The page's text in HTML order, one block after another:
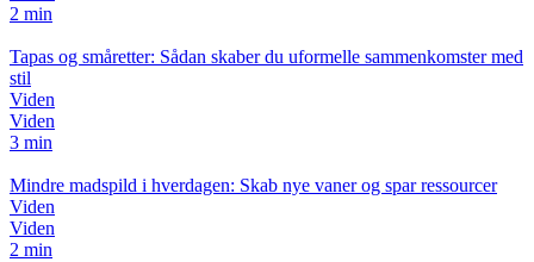
2 min
Tapas og småretter: Sådan skaber du uformelle sammenkomster med
stil
Viden
Viden
3 min
Mindre madspild i hverdagen: Skab nye vaner og spar ressourcer
Viden
Viden
2 min